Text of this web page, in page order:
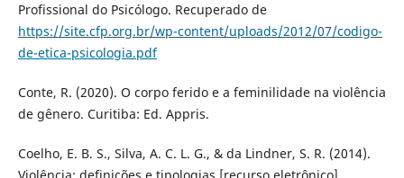
Profissional do Psicólogo. Recuperado de
https://site.cfp.org.br/wp-content/uploads/2012/07/codigo-
de-etica-psicologia.pdf
Conte, R. (2020). O corpo ferido e a feminilidade na violência
de gênero. Curitiba: Ed. Appris.
Coelho, E. B. S., Silva, A. C. L. G., & da Lindner, S. R. (2014).